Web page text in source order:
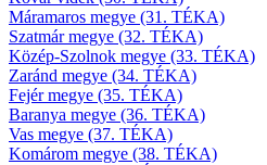
Máramaros megye (31. TÉKA)
Szatmár megye (32. TÉKA)
Közép-Szolnok megye (33. TÉKA)
Zaránd megye (34. TÉKA)
Fejér megye (35. TÉKA)
Baranya megye (36. TÉKA)
Vas megye (37. TÉKA)
Komárom megye (38. TÉKA)